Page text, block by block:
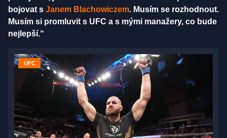
bojovat s Janem Blachowiczem. Musím se rozhodnout.
Musím si promluvit s UFC a s mými manažery, co bude
nejlepší.“
UFC